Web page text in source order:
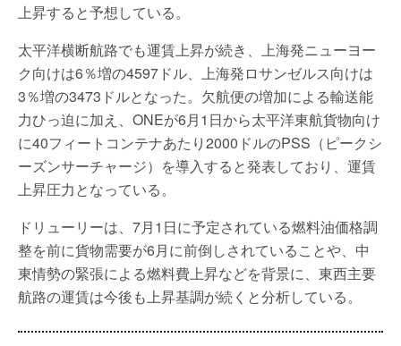
上昇すると予想している。
太平洋横断航路でも運賃上昇が続き、上海発ニューヨー
ク向けは6％増の4597ドル、上海発ロサンゼルス向けは
3％増の3473ドルとなった。欠航便の増加による輸送能
力ひっ迫に加え、ONEが6月1日から太平洋東航貨物向け
に40フィートコンテナあたり2000ドルのPSS（ピークシ
ーズンサーチャージ）を導入すると発表しており、運賃
上昇圧力となっている。
ドリューリーは、7月1日に予定されている燃料油価格調
整を前に貨物需要が6月に前倒しされていることや、中
東情勢の緊張による燃料費上昇などを背景に、東西主要
航路の運賃は今後も上昇基調が続くと分析している。